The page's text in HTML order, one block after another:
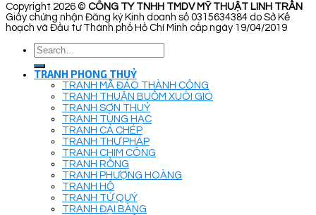
Copyright 2026 © CÔNG TY TNHH TMDV MỸ THUẬT LINH TRẦN
Giấy chứng nhận Đăng ký Kinh doanh số 0315634384 do Sở Kế
hoạch và Đầu tư Thành phố Hồ Chí Minh cấp ngày 19/04/2019
Search
for:
TRANH PHONG THUỶ
TRANH MÃ ĐÁO THÀNH CÔNG
TRANH THUẬN BUỒM XUÔI GIÓ
TRANH SƠN THUỶ
TRANH TÙNG HẠC
TRANH CÁ CHÉP
TRANH THƯ PHÁP
TRANH CHIM CÔNG
TRANH RỒNG
TRANH PHƯỢNG HOÀNG
TRANH HỔ
TRANH TỨ QUÝ
TRANH ĐẠI BÀNG